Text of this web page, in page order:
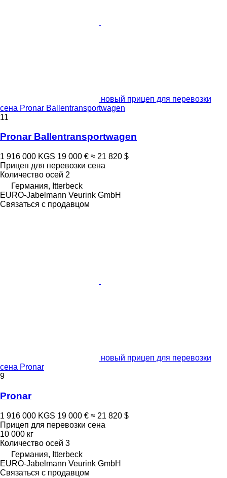
новый прицеп для перевозки
сена Pronar Ballentransportwagen
11
Pronar Ballentransportwagen
1 916 000 KGS 19 000 € ≈ 21 820 $
Прицеп для перевозки сена
Количество осей 2
Германия, Itterbeck
EURO-Jabelmann Veurink GmbH
Связаться с продавцом
новый прицеп для перевозки
сена Pronar
9
Pronar
1 916 000 KGS 19 000 € ≈ 21 820 $
Прицеп для перевозки сена
10 000 кг
Количество осей 3
Германия, Itterbeck
EURO-Jabelmann Veurink GmbH
Связаться с продавцом